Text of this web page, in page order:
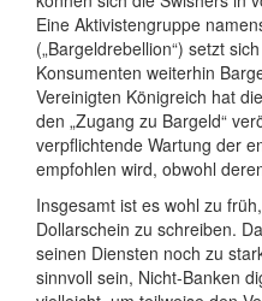
Eine Aktivistengruppe
(„Bargeldrebellion“) setzt
Konsumenten weiterhin
Vereinigten Königreich hat
den „Zugang zu Bargeld“
verpflichtende Wartung der
empfohlen wird, obwohl
Insgesamt ist es wohl zu
Dollarschein zu schreiben.
seinen Diensten noch zu
sinnvoll sein, Nicht-Banken